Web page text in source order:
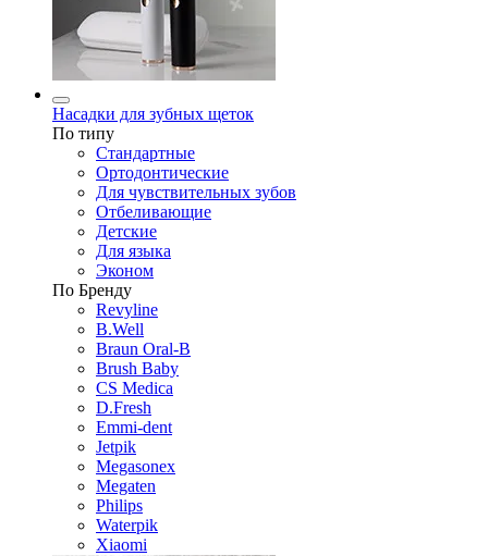
Насадки для зубных щеток
По типу
Стандартные
Ортодонтические
Для чувствительных зубов
Отбеливающие
Детские
Для языка
Эконом
По Бренду
Revyline
B.Well
Braun Oral-B
Brush Baby
CS Medica
D.Fresh
Emmi-dent
Jetpik
Megasonex
Megaten
Philips
Waterpik
Xiaomi